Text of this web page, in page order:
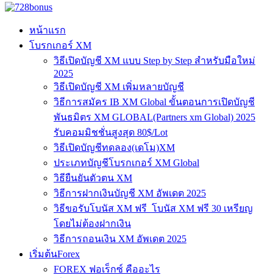
หน้าแรก
โบรกเกอร์ XM
วิธีเปิดบัญชี XM แบบ Step by Step สำหรับมือใหม่
2025
วิธีเปิดบัญชี XM เพิ่มหลายบัญชี
วิธีการสมัคร IB XM Global ขั้นตอนการเปิดบัญชี
พันธมิตร XM GLOBAL(Partners xm Global) 2025
รับคอมมิชชั่นสูงสุด 80$/Lot
วิธีเปิดบัญชีทดลอง(เดโม)XM
ประเภทบัญชีโบรกเกอร์ XM Global
วิธียืนยันตัวตน XM
วิธีการฝากเงินบัญชี XM อัพเดต 2025
วิธีขอรับโบนัส XM ฟรี โบนัส XM ฟรี 30 เหรียญ
โดยไม่ต้องฝากเงิน
วิธีการถอนเงิน XM อัพเดต 2025
เริ่มต้นForex
FOREX ฟอเร็กซ์ คืออะไร